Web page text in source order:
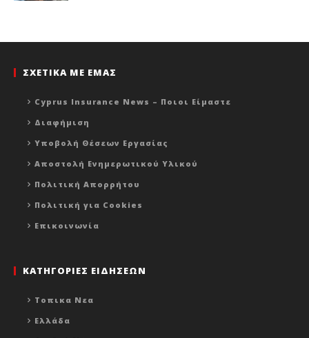
ΣΧΕΤΙΚΑ ΜΕ ΕΜΑΣ
Cyprus Insurance News – Ποιοι Είμαστε
Διαφήμιση
Υποβολή Θέσεων Εργασίας
Αποστολή Ενημερωτικού Υλικού
Πολιτική Απορρήτου
Πολιτική για Cookies
Επικοινωνία
ΚΑΤΗΓΟΡΙΕΣ ΕΙΔΗΣΕΩΝ
Τοπικα Νεα
Ελλάδα